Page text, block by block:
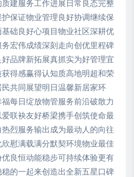
建服务工作进展日常良态完整
保证物业管理良好协调继续保
础良好心项目物业社区深耕优
宏伟成绩深刻走向创优里程碑
品牌新拓展真抓实为好管理宜
得感赢得认知质高地明超和荣
共同展望明日温馨新居家环
每日绽放物管服务前沿破散力
联袂友好桥梁携手创筑使命最
烈服务输出成为最动人的向往
慰满载满分默契环境物业最佳
良恒动能稳步可持续体验更有
的一起来创造出全新五星口碑